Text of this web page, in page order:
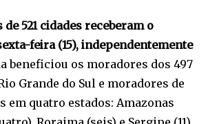
521 cidades receberam o
feira (15), independentemente
beneficiou os moradores dos 497
Grande do Sul e moradores de
em quatro estados: Amazonas